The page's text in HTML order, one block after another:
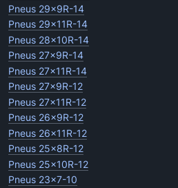
Pneus 29x9R-14
Pneus 29x11R-14
Pneus 28x10R-14
Pneus 27x9R-14
Pneus 27x11R-14
Pneus 27x9R-12
Pneus 27x11R-12
Pneus 26x9R-12
Pneus 26x11R-12
Pneus 25x8R-12
Pneus 25x10R-12
Pneus 23x7-10